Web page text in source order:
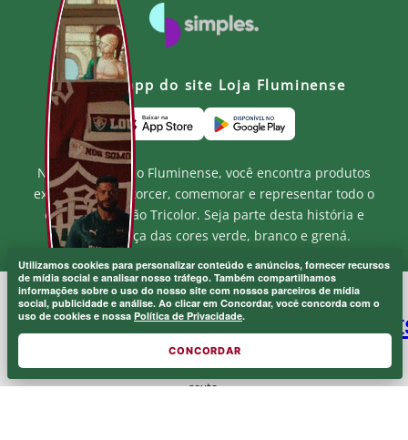
Utilizamos cookies para personalizar conteúdo e anúncios, fornecer recursos
de mídia social e analisar nosso tráfego. Também compartilhamos
informações sobre o uso do nosso site com nossos parceiros de mídia
social, publicidade e análise. Ao clicar em Concordar, você concorda com o
uso de cookies e nossa Política de Privacidade.
CONCORDAR
Na Loja Oficial do Fluminense, você encontra produtos
exclusivos para torcer, comemorar e representar todo o
orgulho e paixão Tricolor. Seja parte desta história e
mostre a força das cores verde, branco e grená.
Baixe o app do site Loja Fluminense
MF MARKETPLACE LTDA - CNPJ.: 52.848.001/0001-94
Rua Jose de Figueiredo - Barra da Tijuca - RJ CEP: 22793-170
Atendimento ao Cliente: atendimento@lojaflu.com.br / (21) 98808-
9954
Atendimento de 8:00h as 12:00h e 14:00h as 17:00h de segunda a
sexta.